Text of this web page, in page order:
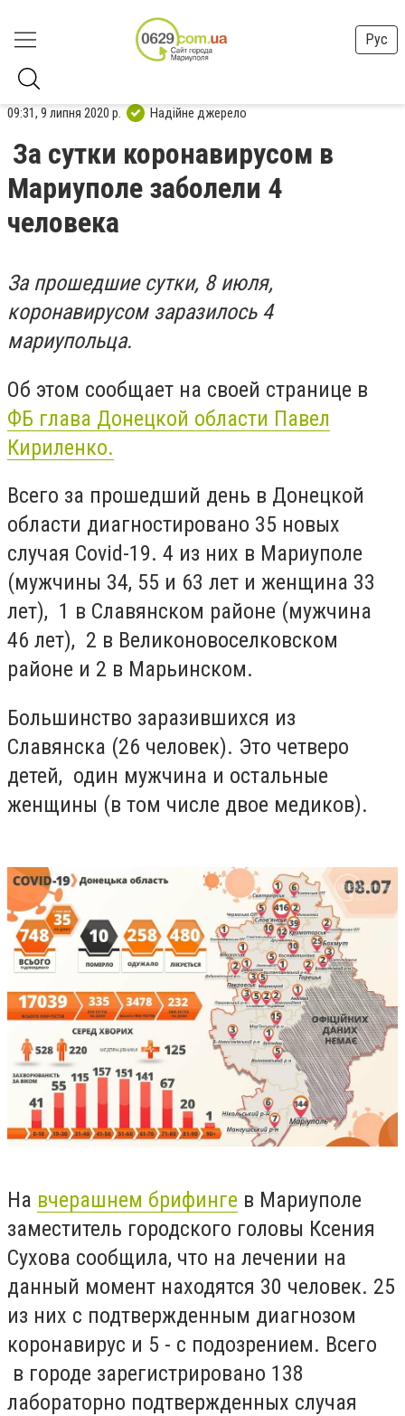
Рус
09:31, 9 липня 2020 р. Надійне джерело
За сутки коронавирусом в
Мариуполе заболели 4
человека
За прошедшие сутки, 8 июля,
коронавирусом заразилось 4
мариупольца.
Об этом сообщает на своей странице в
ФБ глава Донецкой области Павел
Кириленко.
Всего за прошедший день в Донецкой
области диагностировано 35 новых
случая Covid-19. 4 из них в Мариуполе
(мужчины 34, 55 и 63 лет и женщина 33
лет), 1 в Славянском районе (мужчина
46 лет), 2 в Великоновоселковском
районе и 2 в Марьинском.
Большинство заразившихся из
Славянска (26 человек). Это четверо
детей, один мужчина и остальные
женщины (в том числе двое медиков).
На вчерашнем брифинге в Мариуполе
заместитель городского головы Ксения
Сухова сообщила, что на лечении на
данный момент находятся 30 человек. 25
из них с подтвержденным диагнозом
коронавирус и 5 - с подозрением. Всего
в городе зарегистрировано 138
лабораторно подтвержденных случая